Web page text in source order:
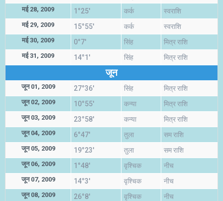
मई 28, 2009 1°25' कर्क स्वराशि
मई 29, 2009 15°55' कर्क स्वराशि
मई 30, 2009 0°7' सिंह मित्र राशि
मई 31, 2009 14°1' सिंह मित्र राशि
जून
जून 01, 2009 27°36' सिंह मित्र राशि
जून 02, 2009 10°55' कन्या मित्र राशि
जून 03, 2009 23°58' कन्या मित्र राशि
जून 04, 2009 6°47' तुला सम राशि
जून 05, 2009 19°23' तुला सम राशि
जून 06, 2009 1°48' वृश्चिक नीच
जून 07, 2009 14°3' वृश्चिक नीच
जून 08, 2009 26°8' वृश्चिक नीच